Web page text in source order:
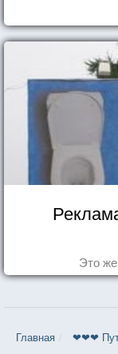
Это
Главная ❤❤❤